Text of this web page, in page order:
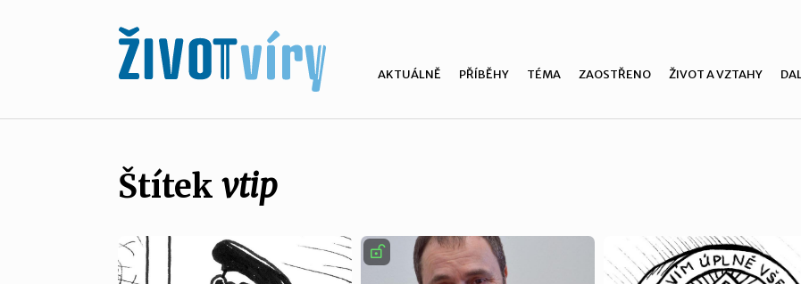
AKTUÁLNĚ PŘÍBĚHY TÉMA ZAOSTŘENO ŽIVOT A VZTAHY
Štítek vtip